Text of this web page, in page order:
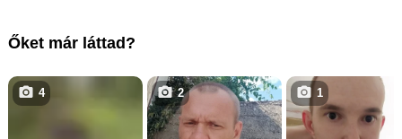
Őket már láttad?
4 2 1